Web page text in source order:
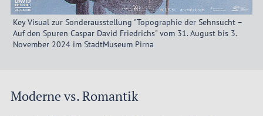
Key Visual zur Sonderausstellung "Topographie der Sehnsucht –
Auf den Spuren Caspar David Friedrichs" vom 31. August bis 3.
November 2024 im StadtMuseum Pirna
Moderne vs. Romantik